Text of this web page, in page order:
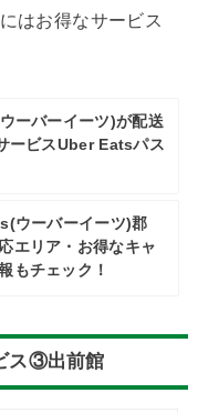
はお得なサービス
ーバーイーツ)が配送
ービスUber Eatsパス
ウーバーイーツ)郡
エリア・お得なキャ
もチェック！
ス③出前館